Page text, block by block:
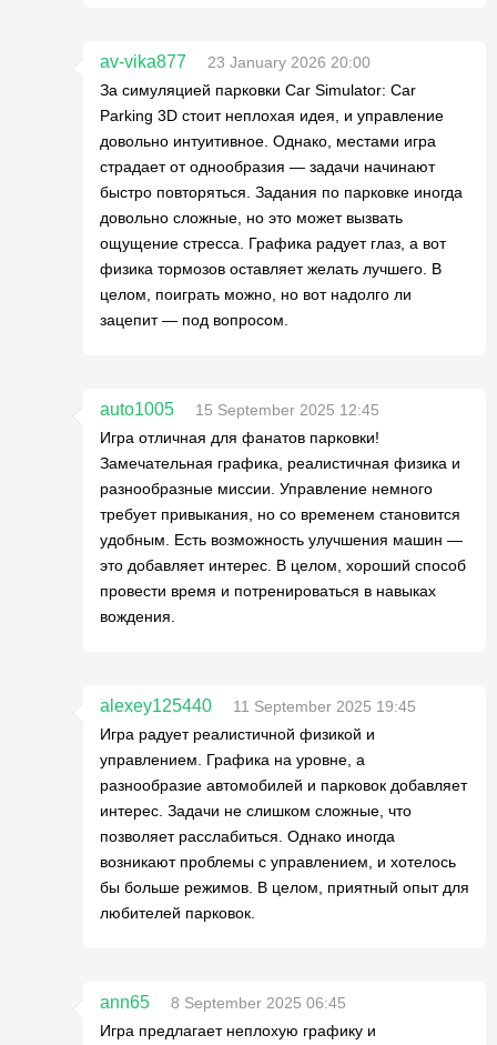
av-vika877
23 January 2026 20:00
За симуляцией парковки Car Simulator: Car
Parking 3D стоит неплохая идея, и управление
довольно интуитивное. Однако, местами игра
страдает от однообразия — задачи начинают
быстро повторяться. Задания по парковке иногда
довольно сложные, но это может вызвать
ощущение стресса. Графика радует глаз, а вот
физика тормозов оставляет желать лучшего. В
целом, поиграть можно, но вот надолго ли
зацепит — под вопросом.
auto1005
15 September 2025 12:45
Игра отличная для фанатов парковки!
Замечательная графика, реалистичная физика и
разнообразные миссии. Управление немного
требует привыкания, но со временем становится
удобным. Есть возможность улучшения машин —
это добавляет интерес. В целом, хороший способ
провести время и потренироваться в навыках
вождения.
alexey125440
11 September 2025 19:45
Игра радует реалистичной физикой и
управлением. Графика на уровне, а
разнообразие автомобилей и парковок добавляет
интерес. Задачи не слишком сложные, что
позволяет расслабиться. Однако иногда
возникают проблемы с управлением, и хотелось
бы больше режимов. В целом, приятный опыт для
любителей парковок.
ann65
8 September 2025 06:45
Игра предлагает неплохую графику и